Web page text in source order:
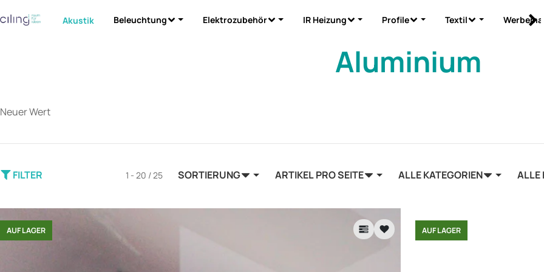
Akustik Beleuchtung Elektrozubehör IR Heizung Profile Textil
Aluminium
Neuer Wert
FILTER 1 - 20 / 25 SORTIERUNG ARTIKEL PRO SEITE ALLE KATEGORIEN ALLE
AUF LAGER AUF LAGER